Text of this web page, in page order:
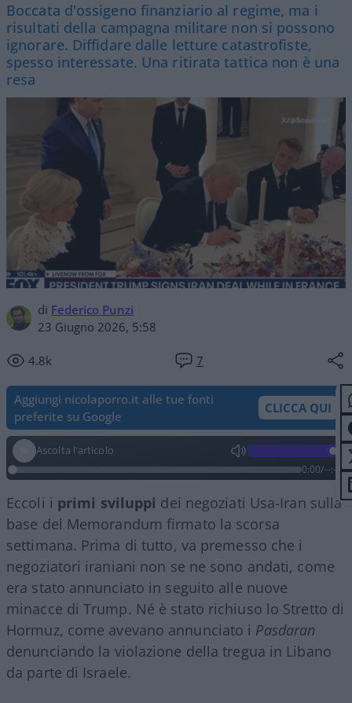
Boccata d'ossigeno finanziario al regime, ma i
risultati della campagna militare non si possono
ignorare. Diffidare dalle letture catastrofiste,
spesso interessate. Una ritirata tattica non è una
resa
di Federico Punzi
23 Giugno 2026, 5:58
4.8k 7
Aggiungi nicolaporro.it alle tue fonti
preferite su Google
CLICCA QUI
Ascolta l'articolo
0:00/--:--
Eccoli i primi sviluppi dei negoziati Usa-Iran sulla
base del Memorandum firmato la scorsa
settimana. Prima di tutto, va premesso che i
negoziatori iraniani non se ne sono andati, come
era stato annunciato in seguito alle nuove
minacce di Trump. Né è stato richiuso lo Stretto di
Hormuz, come avevano annunciato i Pasdaran
denunciando la violazione della tregua in Libano
da parte di Israele.